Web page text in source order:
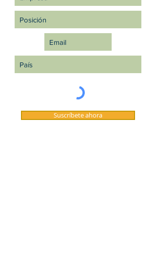
Suscríbete ahora